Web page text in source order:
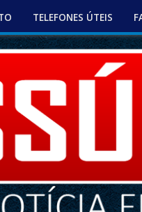
TELEFONES ÚTEIS